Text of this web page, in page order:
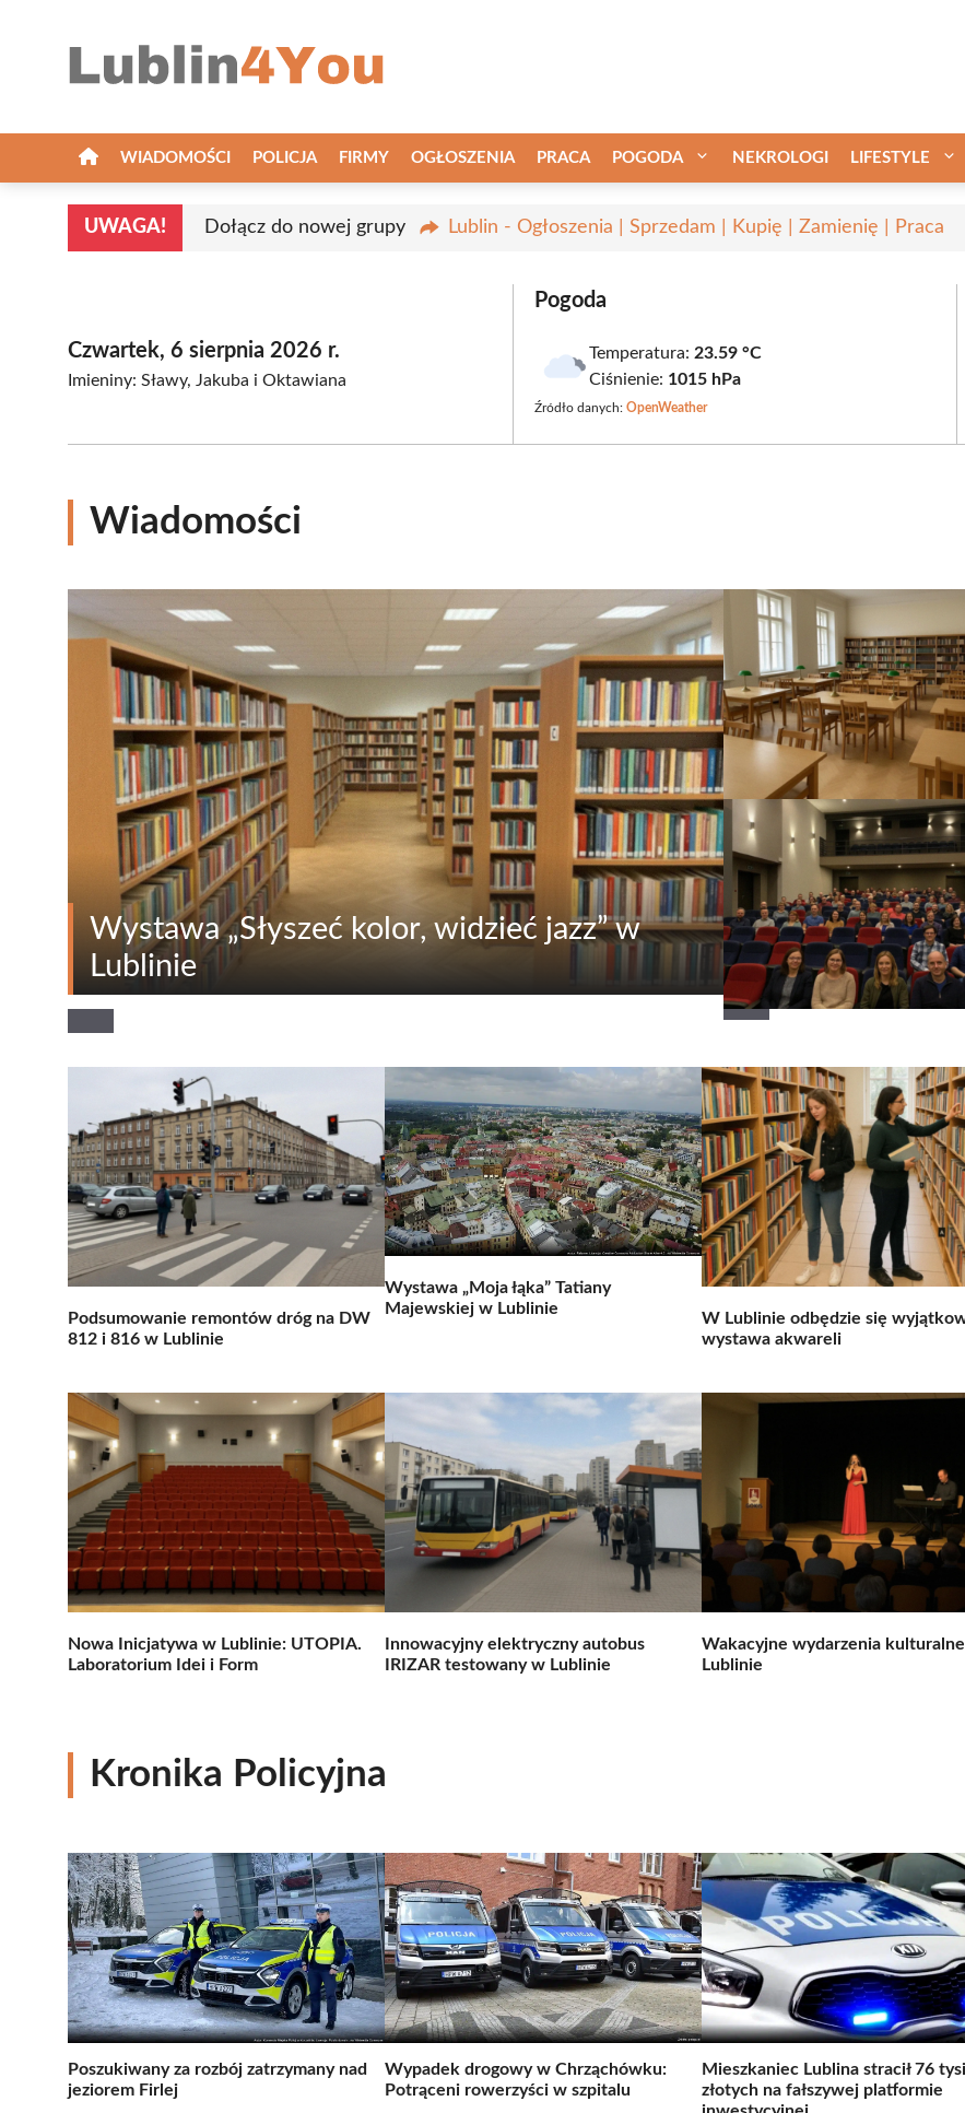
WIADOMOŚCI POLICJA FIRMY OGŁOSZENIA PRACA POGODA NEKROLOGI LIFESTYLE
UWAGA! Dołącz do nowej grupy Lublin - Ogłoszenia | Sprzedam | Kupię | Zamienię | Praca
Czwartek, 6 sierpnia 2026 r.
Imieniny: Sławy, Jakuba i Oktawiana
Pogoda
Temperatura: 23.59 °C
Ciśnienie: 1015 hPa
Źródło danych: OpenWeather
Wiadomości
Wystawa „Słyszeć kolor, widzieć jazz” w
Lublinie
Podsumowanie remontów dróg na DW
812 i 816 w Lublinie
Wystawa „Moja łąka” Tatiany
Majewskiej w Lublinie
W Lublinie odbędzie się
wystawa akwareli
Nowa Inicjatywa w Lublinie: UTOPIA.
Laboratorium Idei i Form
Innowacyjny elektryczny autobus
IRIZAR testowany w Lublinie
Wakacyjne wydarzenia
Lublinie
Kronika Policyjna
Poszukiwany za rozbój zatrzymany nad
jeziorem Firlej
Wypadek drogowy w Chrząchówku:
Potrąceni rowerzyści w szpitalu
Mieszkaniec Lublina stracił 76
złotych na fałszywej platformie